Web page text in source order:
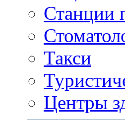
Станции
Такси
Центры